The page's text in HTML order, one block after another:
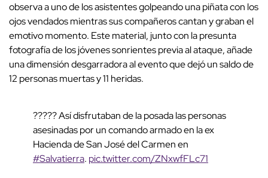
observa a uno de los asistentes golpeando una piñata con los
ojos vendados mientras sus compañeros cantan y graban el
emotivo momento. Este material, junto con la presunta
fotografía de los jóvenes sonrientes previa al ataque, añade
una dimensión desgarradora al evento que dejó un saldo de
12 personas muertas y 11 heridas.
????? Así disfrutaban de la posada las personas
asesinadas por un comando armado en la ex
Hacienda de San José del Carmen en
#Salvatierra. pic.twitter.com/ZNxwfFLc71